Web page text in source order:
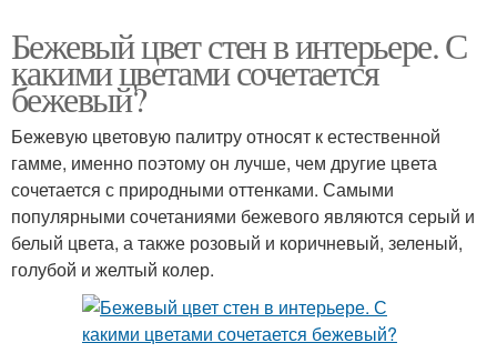
Бежевый цвет стен в интерьере. С
какими цветами сочетается
бежевый?
Бежевую цветовую палитру относят к естественной
гамме, именно поэтому он лучше, чем другие цвета
сочетается с природными оттенками. Самыми
популярными сочетаниями бежевого являются серый и
белый цвета, а также розовый и коричневый, зеленый,
голубой и желтый колер.